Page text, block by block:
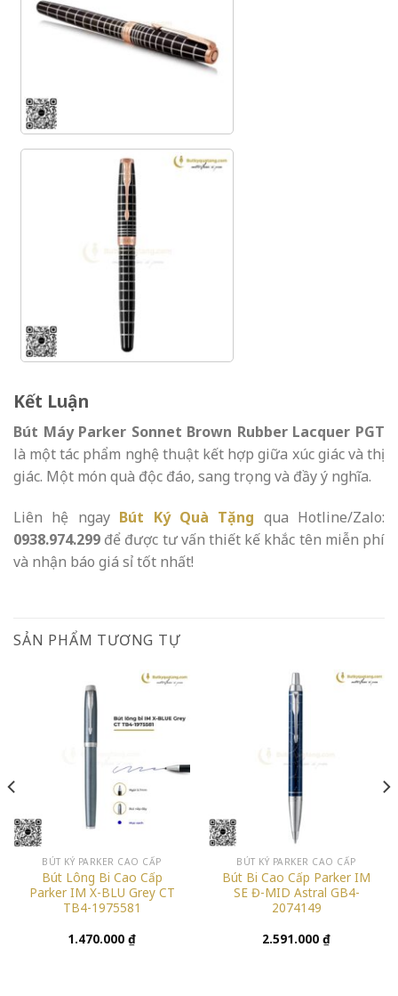
Kết Luận
Bút Máy Parker Sonnet Brown Rubber Lacquer PGT
là một tác phẩm nghệ thuật kết hợp giữa xúc giác và thị
giác. Một món quà độc đáo, sang trọng và đầy ý nghĩa.
Liên hệ ngay Bút Ký Quà Tặng qua Hotline/Zalo:
0938.974.299 để được tư vấn thiết kế khắc tên miễn phí
và nhận báo giá sỉ tốt nhất!
SẢN PHẨM TƯƠNG TỰ
BÚT KÝ PARKER CAO CẤP
Bút Lông Bi Cao Cấp
Parker IM X-BLU Grey CT
TB4-1975581
1.470.000 ₫
BÚT KÝ PARKER CAO CẤP
Bút Bi Cao Cấp Parker IM
SE Đ-MID Astral GB4-
2074149
2.591.000 ₫